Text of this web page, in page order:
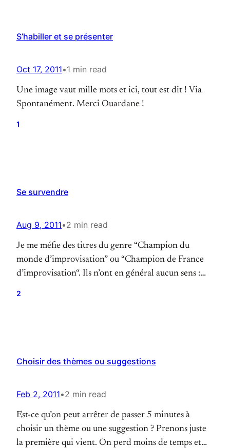
S’habiller et se présenter
Oct 17, 2011•1 min read
Une image vaut mille mots et ici, tout est dit ! Via
Spontanément. Merci Ouardane !
1
Se survendre
Aug 9, 2011•2 min read
Je me méfie des titres du genre “Champion du
monde d’improvisation” ou “Champion de France
d’improvisation“. Ils n’ont en général aucun sens :
avec…
2
Choisir des thèmes ou suggestions
Feb 2, 2011•2 min read
Est-ce qu’on peut arrêter de passer 5 minutes à
choisir un thème ou une suggestion ? Prenons juste
la première qui vient. On perd moins de temps et